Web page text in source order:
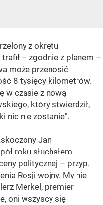
z okrętu
– zgodnie z planem –
może przenosić
8 tysięcy kilometrów.
w czasie z nową
który stwierdził,
nic nie zostanie".
Jan
roku słuchałem
politycznej – przyp.
Rosji wojny. My nie
Merkel, premier
oni wszyscy się